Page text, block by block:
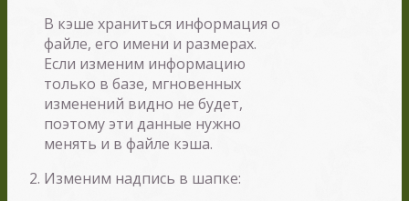
В кэше храниться информация о
файле, его имени и размерах.
Если изменим информацию
только в базе, мгновенных
изменений видно не будет,
поэтому эти данные нужно
менять и в файле кэша.
Изменим надпись в шапке: